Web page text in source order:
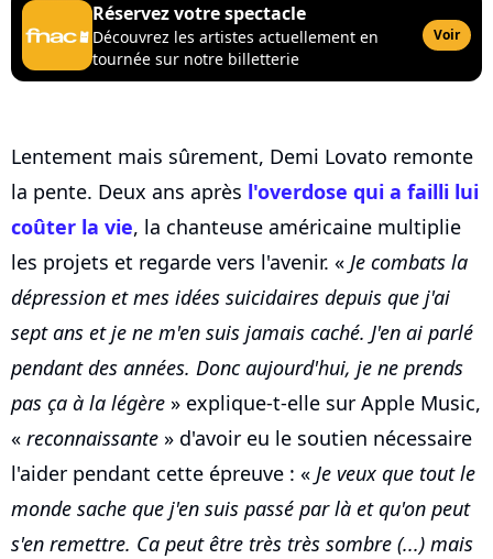
Réservez votre spectacle
Découvrez les artistes actuellement en
tournée sur notre billetterie
Voir
Lentement mais sûrement, Demi Lovato remonte
la pente. Deux ans après l'overdose qui a failli lui
coûter la vie, la chanteuse américaine multiplie
les projets et regarde vers l'avenir. « Je combats la
dépression et mes idées suicidaires depuis que j'ai
sept ans et je ne m'en suis jamais caché. J'en ai parlé
pendant des années. Donc aujourd'hui, je ne prends
pas ça à la légère » explique-t-elle sur Apple Music,
« reconnaissante » d'avoir eu le soutien nécessaire
l'aider pendant cette épreuve : « Je veux que tout le
monde sache que j'en suis passé par là et qu'on peut
s'en remettre. Ca peut être très très sombre (...) mais